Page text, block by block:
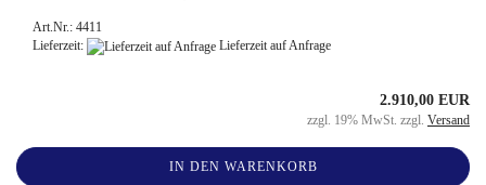
Art.Nr.: 4411
Lieferzeit:
Lieferzeit auf Anfrage
2.910,00 EUR
zzgl. 19% MwSt. zzgl. Versand
IN DEN WARENKORB